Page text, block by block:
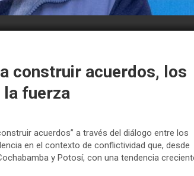
construir acuerdos, los
fuerza
acuerdos” a través del diálogo entre los
en el contexto de conflictividad que, desde
y Potosí, con una tendencia